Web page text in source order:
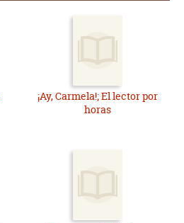
¡Ay, Carmela!; El lector por
horas